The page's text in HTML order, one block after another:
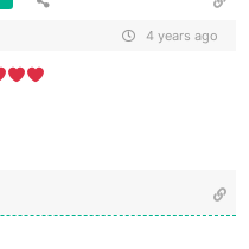
4 years ago